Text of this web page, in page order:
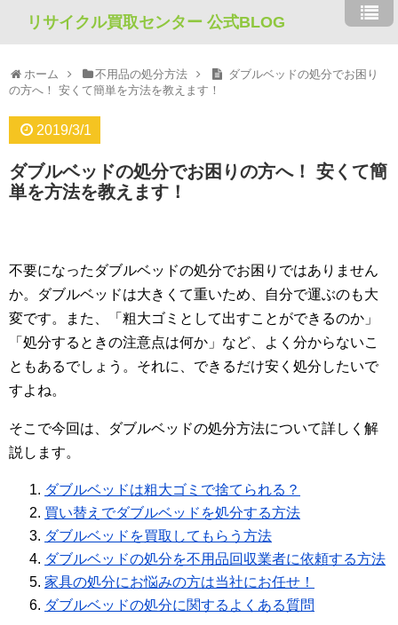
リサイクル買取センター 公式BLOG
ホーム 不用品の処分方法
ダブルベッドの処分でお困り
の方へ！ 安くて簡単を方法を教えます！
2019/3/1
ダブルベッドの処分でお困りの方へ！ 安くて簡
単を方法を教えます！
不要になったダブルベッドの処分でお困りではありません
か。ダブルベッドは大きくて重いため、自分で運ぶのも大
変です。また、「粗大ゴミとして出すことができるのか」
「処分するときの注意点は何か」など、よく分からないこ
ともあるでしょう。それに、できるだけ安く処分したいで
すよね。
そこで今回は、ダブルベッドの処分方法について詳しく解
説します。
ダブルベッドは粗大ゴミで捨てられる？
買い替えでダブルベッドを処分する方法
ダブルベッドを買取してもらう方法
ダブルベッドの処分を不用品回収業者に依頼する方法
家具の処分にお悩みの方は当社にお任せ！
ダブルベッドの処分に関するよくある質問